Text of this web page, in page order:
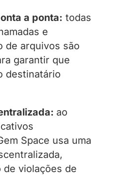
a ponta: todas
e
de arquivos são
garantir que
destinatário
ao
Space usa uma
violações de